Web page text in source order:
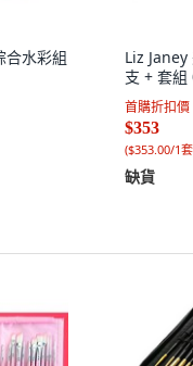
水彩組
Liz
支 + 套
首購折扣價
$353
($353.00/1套
缺貨